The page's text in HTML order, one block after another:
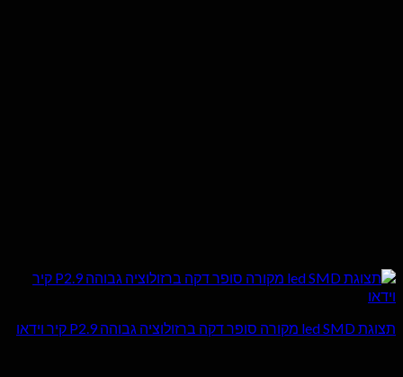
תצוגת led SMD מקורה סופר דקה ברזולוציה גבוהה P2.9 קיר וידאו